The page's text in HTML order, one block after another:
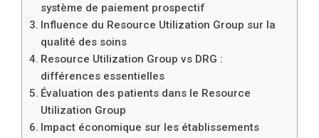
système de paiement prospectif
Influence du Resource Utilization Group sur la
qualité des soins
Resource Utilization Group vs DRG :
différences essentielles
Évaluation des patients dans le Resource
Utilization Group
Impact économique sur les établissements